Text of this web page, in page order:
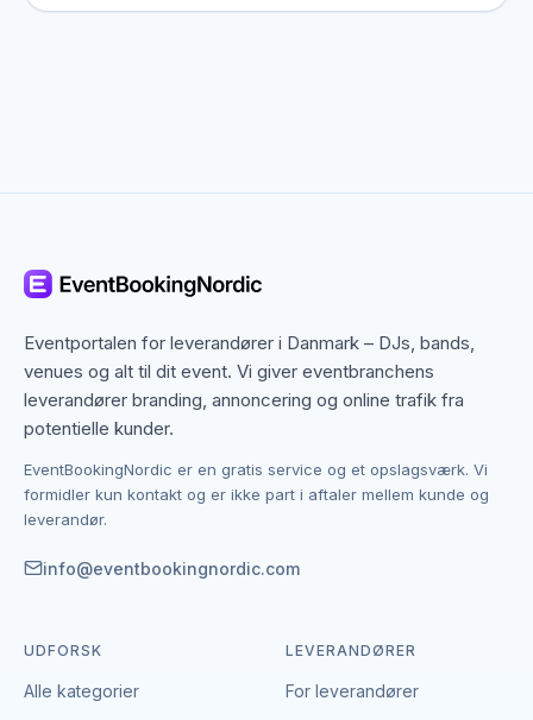
Aalborg dækker både centrum og omegn, og mange
Aalborg, men også specialister fra nabobyer, der
hvis du har en bestemt stil, et bestemt budget eller en
speciel ramme i tankerne.
Kontakten foregår altid direkte mellem dig og den
EventBookingNordic er en åben portal – vi tager
hverken gebyr eller provision, og du laver aftalen på
præcisere leverancen og indgå en aftale, der passer
Eventportalen for leverandører i Danmark – DJs, bands,
venues og alt til dit event. Vi giver eventbranchens
leverandører branding, annoncering og online trafik fra
potentielle kunder.
EventBookingNordic er en gratis service og et opslagsværk. Vi
formidler kun kontakt og er ikke part i aftaler mellem kunde og
leverandør.
info@eventbookingnordic.com
UDFORSK
Alle kategorier
LEVERANDØRER
For leverandører